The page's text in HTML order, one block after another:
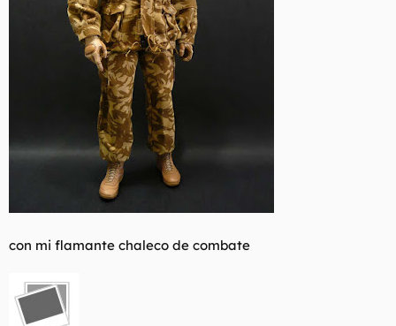
con mi flamante chaleco de combate